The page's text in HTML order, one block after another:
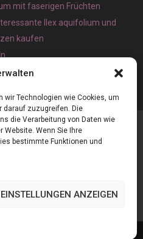
wir Technologien wie Cookies, um
darauf zuzugreifen. Die
die Verarbeitung von Daten wie
Website. Wenn Sie Ihre
bestimmte Funktionen und
EINSTELLUNGEN ANZEIGEN
mit faserigen Früchten
Ilex aquifolium und
kaufen